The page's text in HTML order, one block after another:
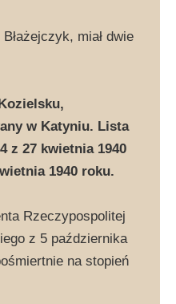
miał dwie
w Katyniu. Lista
z 27 kwietnia 1940
1940 roku.
Rzeczypospolitej
z 5 października
na stopień